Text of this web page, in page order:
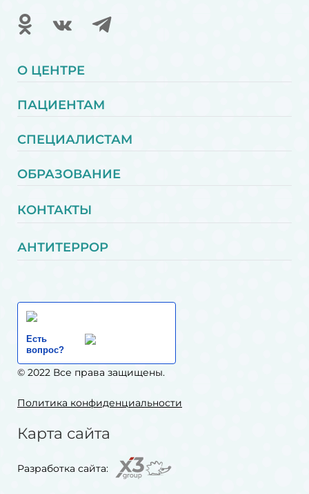
О ЦЕНТРЕ
ПАЦИЕНТАМ
СПЕЦИАЛИСТАМ
ОБРАЗОВАНИЕ
КОНТАКТЫ
АНТИТЕРРОР
Есть
вопрос?
© 2022 Все права защищены.
Политика конфиденциальности
Карта сайта
Разработка сайта: